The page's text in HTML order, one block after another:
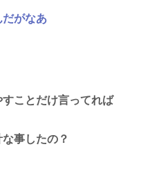
だがなあ
ことだけ言ってれば
事したの？